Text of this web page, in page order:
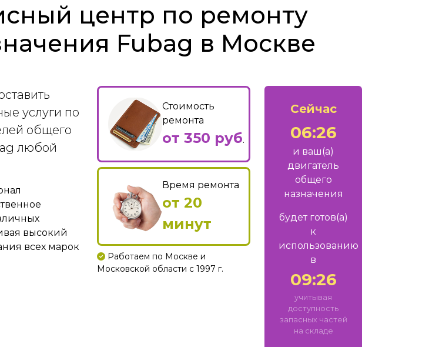
центр по ремонту
Fubag в Москве
услуги по
общего
любой
высокий
всех марок
Стоимость
ремонта
от 350 руб.
Время ремонта
от 20
минут
Работаем по Москве и
Московской области с 1997 г.
Сейчас
06:26
и ваш(а)
двигатель
общего
назначения
будет готов(а)
к
использованию
в
09:26
учитывая
доступность
запасных частей
на складе